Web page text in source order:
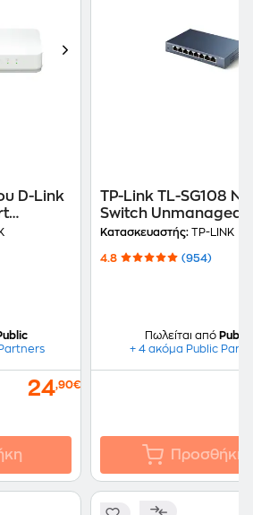
D-Link
24,90€
TP-Link TL-SG108
Switch Unmanaged
Gigabit Ethernet
Κατασκευαστής: TP-LINK
4.8 (954)
Πωλείται από Public
+ 4 ακόμα Public
Προσθήκη